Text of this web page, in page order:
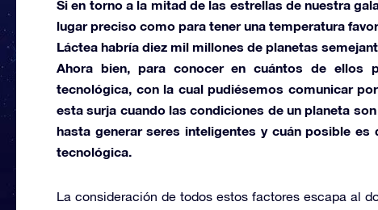
Si en torno a la mitad de las estrellas de nuestra
lugar preciso como para tener una temperatura
Láctea habría diez mil millones de planetas
Ahora bien, para conocer en cuántos de ellos
tecnológica, con la cual pudiésemos comunicar
esta surja cuando las condiciones de un planeta
hasta generar seres inteligentes y cuán posible
tecnológica.
La consideración de todos estos factores escapa al